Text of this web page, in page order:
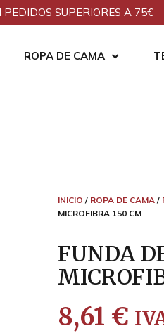
PEDIDOS SUPERIORES A 75€
ROPA DE CAMA
INICIO / ROPA DE CAMA/
MICROFIBRA 150 CM
FUNDA
8,61 €